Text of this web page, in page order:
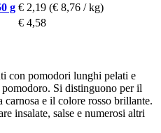
g € 2,19 (€ 8,76 / kg)
€ 4,58
con pomodori lunghi pelati e
Si distinguono per il
carnosa e il colore rosso brillante.
insalate, salse e numerosi altri